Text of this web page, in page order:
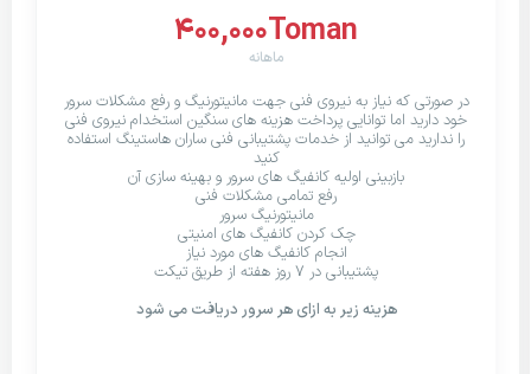
400,000Toman
ماهانه
در صورتی که نیاز به نیروی فنی جهت مانیتورنیگ و رفع مشکلات سرور
خود دارید اما توانایی پرداخت هزینه های سنگین استخدام نیروی فنی
را ندارید می توانید از خدمات پشتیبانی فنی ساران هاستینگ استفاده
کنید
بازبینی اولیه کانفیگ های سرور و بهینه سازی آن
رفع تمامی مشکلات فنی
مانیتورنیگ سرور
چک کردن کانفیگ های امنیتی
انجام کانفیگ های مورد نیاز
پشتیبانی در ۷ روز هفته از طریق تیکت
هزینه زیر به ازای هر سرور دریافت می شود